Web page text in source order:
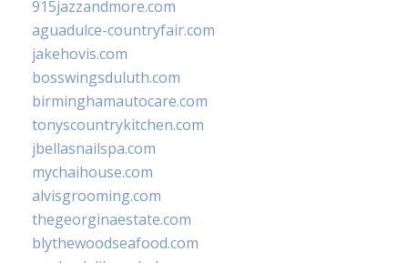
915jazzandmore.com
aguadulce-countryfair.com
jakehovis.com
bosswingsduluth.com
birminghamautocare.com
tonyscountrykitchen.com
jbellasnailspa.com
mychaihouse.com
alvisgrooming.com
thegeorginaestate.com
blythewoodseafood.com